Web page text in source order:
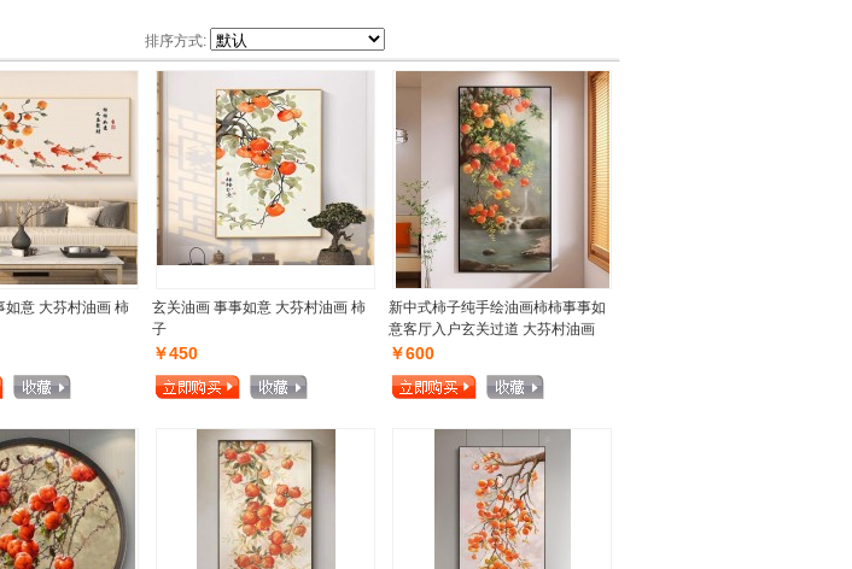
排序方式:
如意 大芬村油画 柿
玄关油画 事事如意 大芬村油画 柿
子
￥450
新中式柿子纯手绘油画柿柿事事如
意客厅入户玄关过道 大芬村油画
￥600